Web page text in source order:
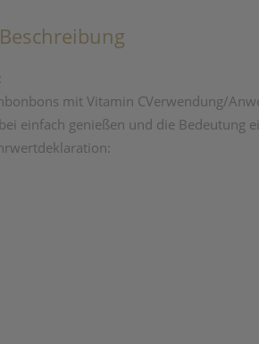
mit Vitamin CVerwendung/
einfach genießen und die Bedeutung